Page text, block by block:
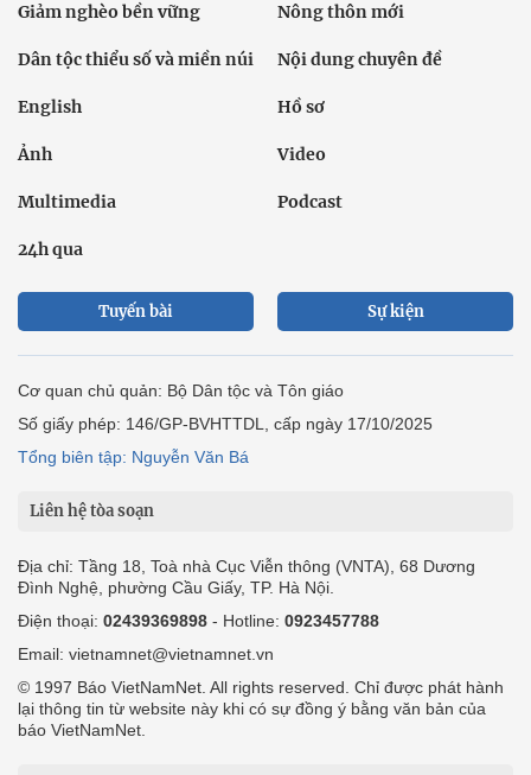
Giảm nghèo bền vững Nông thôn mới
Dân tộc thiểu số và miền núi Nội dung chuyên đề
English Hồ sơ
Ảnh Video
Multimedia Podcast
24h qua
Tuyến bài Sự kiện
Cơ quan chủ quản: Bộ Dân tộc và Tôn giáo
Số giấy phép: 146/GP-BVHTTDL, cấp ngày 17/10/2025
Tổng biên tập: Nguyễn Văn Bá
Liên hệ tòa soạn
Địa chỉ: Tầng 18, Toà nhà Cục Viễn thông (VNTA), 68 Dương
Đình Nghệ, phường Cầu Giấy, TP. Hà Nội.
Điện thoại: 02439369898 - Hotline: 0923457788
Email: vietnamnet@vietnamnet.vn
© 1997 Báo VietNamNet. All rights reserved. Chỉ được phát hành
lại thông tin từ website này khi có sự đồng ý bằng văn bản của
báo VietNamNet.